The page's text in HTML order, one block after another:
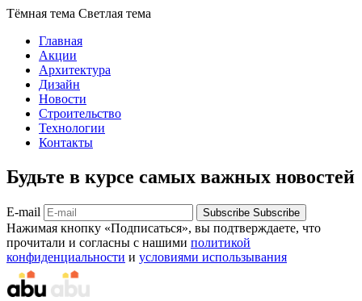
Тёмная тема Светлая тема
Главная
Акции
Архитектура
Дизайн
Новости
Строительство
Технологии
Контакты
Будьте в курсе самых важных новостей
E-mail Subscribe Subscribe
Нажимая кнопку «Подписаться», вы подтверждаете, что
прочитали и согласны с нашими политикой
конфиденциальности и условиями использывания